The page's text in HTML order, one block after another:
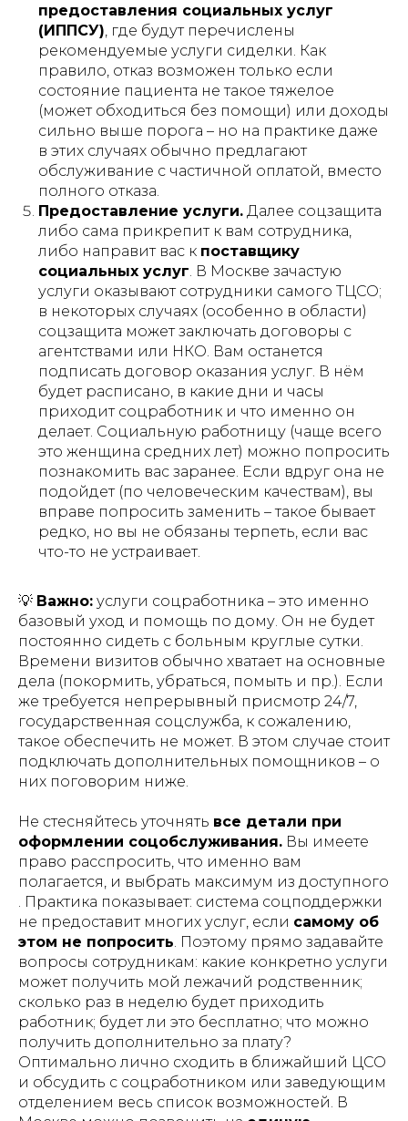
предоставления социальных услуг
(ИППСУ), где будут перечислены
рекомендуемые услуги сиделки. Как
правило, отказ возможен только если
состояние пациента не такое тяжелое
(может обходиться без помощи) или доходы
сильно выше порога – но на практике даже
в этих случаях обычно предлагают
обслуживание с частичной оплатой, вместо
полного отказа.
Предоставление услуги. Далее соцзащита
либо сама прикрепит к вам сотрудника,
либо направит вас к поставщику
социальных услуг. В Москве зачастую
услуги оказывают сотрудники самого ТЦСО;
в некоторых случаях (особенно в области)
соцзащита может заключать договоры с
агентствами или НКО. Вам останется
подписать договор оказания услуг. В нём
будет расписано, в какие дни и часы
приходит соцработник и что именно он
делает​. Социальную работницу (чаще всего
это женщина средних лет) можно попросить
познакомить вас заранее. Если вдруг она не
подойдет (по человеческим качествам), вы
вправе попросить заменить – такое бывает
редко, но вы не обязаны терпеть, если вас
что-то не устраивает.
💡 Важно: услуги соцработника – это именно
базовый уход и помощь по дому. Он не будет
постоянно сидеть с больным круглые сутки.
Времени визитов обычно хватает на основные
дела (покормить, убраться, помыть и пр.). Если
же требуется непрерывный присмотр 24/7,
государственная соцслужба, к сожалению,
такое обеспечить не может. В этом случае стоит
подключать дополнительных помощников – о
них поговорим ниже.
Не стесняйтесь уточнять все детали при
оформлении соцобслуживания. Вы имеете
право расспросить, что именно вам
полагается, и выбрать максимум из доступного​
. Практика показывает: система соцподдержки
не предоставит многих услуг, если самому об
этом не попросить​. Поэтому прямо задавайте
вопросы сотрудникам: какие конкретно услуги
может получить мой лежачий родственник;
сколько раз в неделю будет приходить
работник; будет ли это бесплатно; что можно
получить дополнительно за плату?
Оптимально лично сходить в ближайший ЦСО
и обсудить с соцработником или заведующим
отделением весь список возможностей​. В